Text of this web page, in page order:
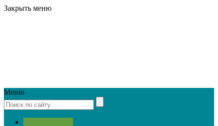
Закрыть меню
Меню